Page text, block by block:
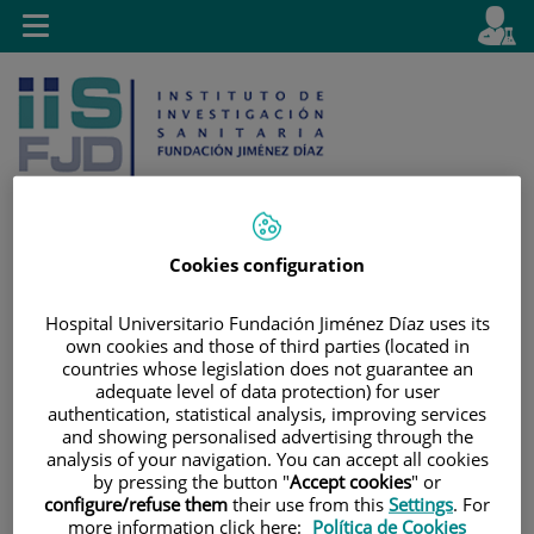
Saltar al contenido
contenido
activo
es
Toggle
navigation
Cookies configuration
Hospital Universitario Fundación Jiménez Díaz uses its
own cookies and those of third parties (located in
countries whose legislation does not guarantee an
adequate level of data protection) for user
authentication, statistical analysis, improving services
and showing personalised advertising through the
analysis of your navigation. You can accept all cookies
by pressing the button "Accept cookies" or
configure/refuse them their use from this Settings. For
more information click here: Política de Cookies